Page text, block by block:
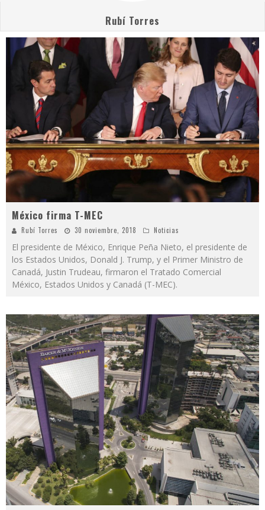
Rubí Torres
México firma T-MEC
Rubí Torres 30 noviembre, 2018 Noticias
El presidente de México, Enrique Peña Nieto, el presidente de
los Estados Unidos, Donald J. Trump, y el Primer Ministro de
Canadá, Justin Trudeau, firmaron el Tratado Comercial
México, Estados Unidos y Canadá (T-MEC).